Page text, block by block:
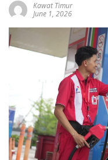
Kawat Timur
June 1, 2026